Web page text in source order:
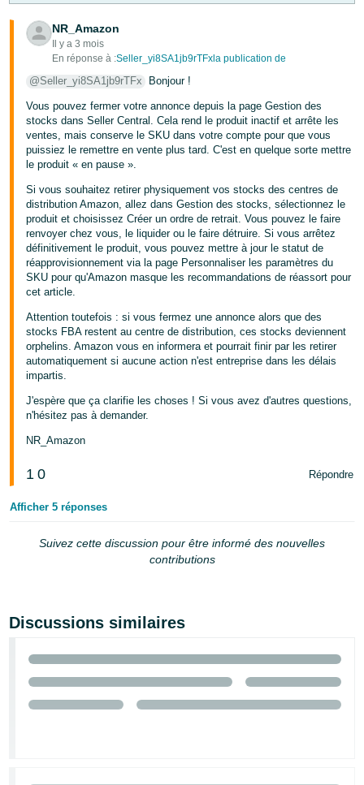
Español
- ES
English
NR_Amazon
Il y a 3 mois
En réponse à :Seller_yi8SA1jb9rTFxla publication de
@Seller_yi8SA1jb9rTFx Bonjour !
Vous pouvez fermer votre annonce depuis la page Gestion des
stocks dans Seller Central. Cela rend le produit inactif et arrête les
ventes, mais conserve le SKU dans votre compte pour que vous
puissiez le remettre en vente plus tard. C'est en quelque sorte mettre
le produit « en pause ».
Si vous souhaitez retirer physiquement vos stocks des centres de
distribution Amazon, allez dans Gestion des stocks, sélectionnez le
produit et choisissez Créer un ordre de retrait. Vous pouvez le faire
renvoyer chez vous, le liquider ou le faire détruire. Si vous arrêtez
définitivement le produit, vous pouvez mettre à jour le statut de
réapprovisionnement via la page Personnaliser les paramètres du
SKU pour qu'Amazon masque les recommandations de réassort pour
cet article.
Attention toutefois : si vous fermez une annonce alors que des
stocks FBA restent au centre de distribution, ces stocks deviennent
orphelins. Amazon vous en informera et pourrait finir par les retirer
automatiquement si aucune action n'est entreprise dans les délais
impartis.
J'espère que ça clarifie les choses ! Si vous avez d'autres questions,
n'hésitez pas à demander.
NR_Amazon
1 0 Répondre
Afficher 5 réponses
Suivez cette discussion pour être informé des nouvelles
contributions
Discussions similaires